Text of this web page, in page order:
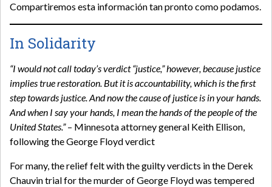
Compartiremos esta información tan pronto como podamos.
In Solidarity
“I would not call today’s verdict “justice,” however, because justice
implies true restoration. But it is accountability, which is the first
step towards justice. And now the cause of justice is in your hands.
And when I say your hands, I mean the hands of the people of the
United States.”– Minnesota attorney general Keith Ellison,
following the George Floyd verdict
For many, the relief felt with the guilty verdicts in the Derek
Chauvin trial for the murder of George Floyd was tempered